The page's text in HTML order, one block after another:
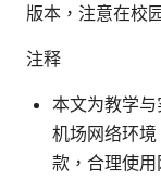
版本，注意在校
注释
本文为教学
机场网络环
款，合理使用